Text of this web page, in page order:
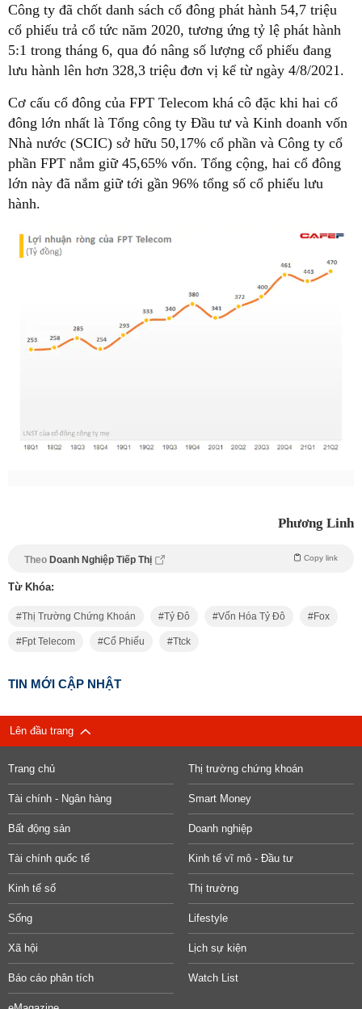
Công ty đã chốt danh sách cổ đông phát hành 54,7 triệu
cổ phiếu trả cổ tức năm 2020, tương ứng tỷ lệ phát hành
5:1 trong tháng 6, qua đó nâng số lượng cổ phiếu đang
lưu hành lên hơn 328,3 triệu đơn vị kể từ ngày 4/8/2021.
Cơ cấu cổ đông của FPT Telecom khá cô đặc khi hai cổ
đông lớn nhất là Tổng công ty Đầu tư và Kinh doanh vốn
Nhà nước (SCIC) sở hữu 50,17% cổ phần và Công ty cổ
phần FPT nắm giữ 45,65% vốn. Tổng cộng, hai cổ đông
lớn này đã nắm giữ tới gần 96% tổng số cổ phiếu lưu
hành.
Phương Linh
Theo Doanh Nghiệp Tiếp Thị Copy link
Từ Khóa:
Thị Trường Chứng Khoán Tỷ Đô Vốn Hóa Tỷ Đô Fox
Fpt Telecom Cổ Phiếu Ttck
TIN MỚI CẬP NHẬT
Lên đầu trang
Trang chủ Thị trường chứng khoán
Tài chính - Ngân hàng Smart Money
Bất động sản Doanh nghiệp
Tài chính quốc tế Kinh tế vĩ mô - Đầu tư
Kinh tế số Thị trường
Sống Lifestyle
Xã hội Lịch sự kiện
Báo cáo phân tích Watch List